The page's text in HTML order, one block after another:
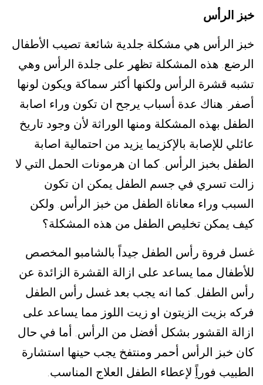
خبز الرأس
خبز الرأس هي مشكلة جلدية شائعة تصيب الأطفال
الرضع. هذه المشكلة تظهر على جلدة الرأس وهي
تشبه قشرة الرأس ولكنها أكثر سماكة ويكون لونها
أصفر . هناك عدة أسباب يرجح ان تكون وراء اصابة
الطفل بهذه المشكلة ومنها الوراثة لأن وجود تاريخ
عائلي للإصابة بالإكزيما يزيد من احتمالية اصابة
الطفل بخبز الرأس. كما ان هرمونات الحمل التي لا
زالت تسري في جسم الطفل يمكن ان تكون
السبب وراء معاناة الطفل من خبز الرأس. ولكن
كيف يمكن تخليص الطفل من هذه المشكلة؟
غسل فروة رأس الطفل جيداً بالشامبو المخصص
للأطفال مما يساعد على ازالة القشرة الزائدة عن
رأس الطفل. كما انه يجب بعد غسل رأس الطفل
فركه بزيت الزيتون او زيت اللوز مما يساعد على
ازالة القشور بشكل أفضل من الرأس.
أما في حال
كان خبز الرأس أحمر ومنتفخ يجب حينها استشارة
الطبيب فوراًِ لإعطاء الطفل العلاج المناسب.